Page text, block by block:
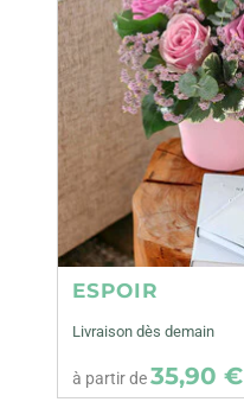
ESPOIR
Livraison dès demain
à partir de35,90 €